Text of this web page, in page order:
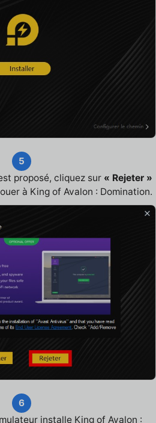
5
proposé, cliquez sur « Rejeter »
à King of Avalon : Domination.
6
installe King of Avalon :